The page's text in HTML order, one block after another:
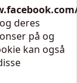
deres
på og
kan også